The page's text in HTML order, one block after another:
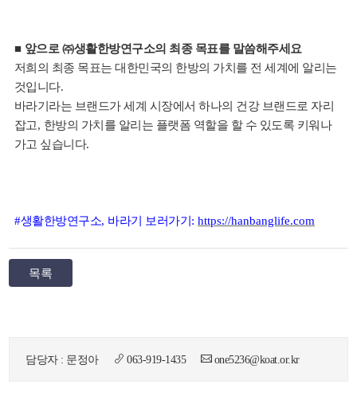
■ 앞으로 ㈜생활한방연구소의 최종 목표를 말씀해주세요
저희의 최종 목표는 대한민국의 한방의 가치를 전 세계에 알리는
것입니다.
바라기라는 브랜드가 세계 시장에서 하나의 건강 브랜드로 자리
잡고, 한방의 가치를 알리는 플랫폼 역할을 할 수 있도록 키워나
가고 싶습니다.
#생활한방연구소, 바라기 보러가기 :https://hanbanglife.com
목록
담당자 : 문정아 063-919-1435 one5236@koat.or.kr